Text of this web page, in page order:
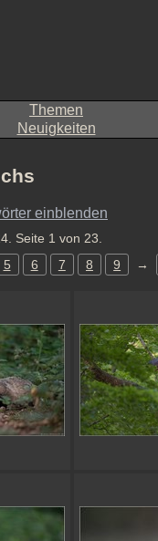
Themen
Neuigkeiten
einblenden
Seite 1 von 23.
5 6 7 8 9 →